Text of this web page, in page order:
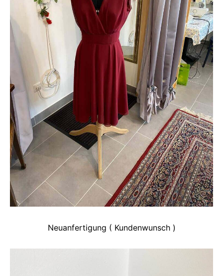
Neuanfertigung ( Kundenwunsch )